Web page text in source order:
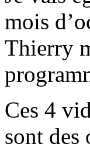
mois
Thierry
Ces 4
sont des